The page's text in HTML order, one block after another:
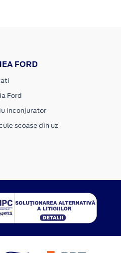
FORD
Ford
inconjurator
scoase din uz